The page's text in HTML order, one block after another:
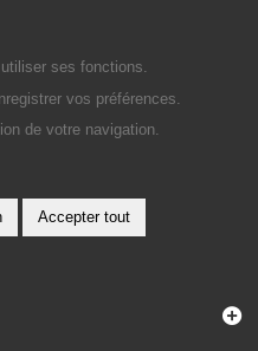
ses fonctions.
vos préférences.
de votre navigation.
Accepter tout